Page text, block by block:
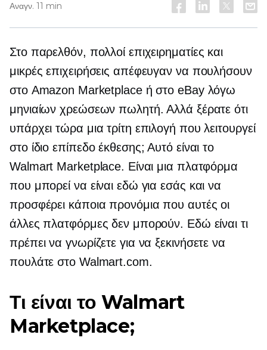
Αναγν. 11 min
Στο παρελθόν, πολλοί επιχειρηματίες και
μικρές επιχειρήσεις απέφευγαν να πουλήσουν
στο Amazon Marketplace ή στο eBay λόγω
μηνιαίων χρεώσεων πωλητή. Αλλά ξέρατε ότι
υπάρχει τώρα μια τρίτη επιλογή που λειτουργεί
στο ίδιο επίπεδο έκθεσης; Αυτό είναι το
Walmart Marketplace. Είναι μια πλατφόρμα
που μπορεί να είναι εδώ για εσάς και να
προσφέρει κάποια προνόμια που αυτές οι
άλλες πλατφόρμες δεν μπορούν. Εδώ είναι τι
πρέπει να γνωρίζετε για να ξεκινήσετε να
πουλάτε στο Walmart.com.
Τι είναι το Walmart
Marketplace;